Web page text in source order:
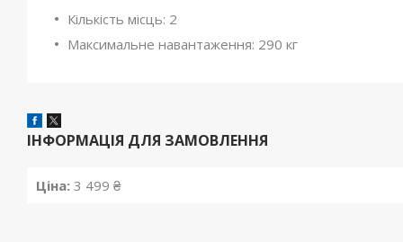
Кількість місць: 2
Максимальне навантаження: 290 кг
ІНФОРМАЦІЯ ДЛЯ ЗАМОВЛЕННЯ
Ціна: 3 499 ₴